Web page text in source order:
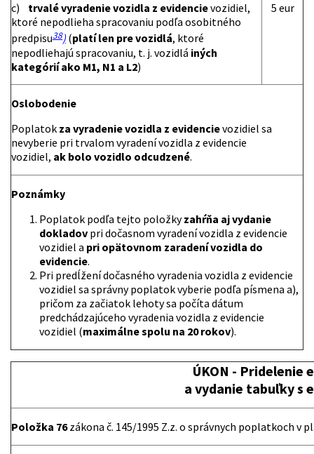
c) trvalé vyradenie vozidla z evidencievozidiel,
ktoré nepodlieha spracovaniu podľa osobitného
predpisu38) (platí len pre vozidlá, ktoré
nepodliehajú spracovaniu, t. j. vozidlá iných
kategórií ako M1, N1 a L2)
5 eur
Oslobodenie
Poplatok za vyradenie vozidla z evidencievozidiel sa
nevyberie pri trvalom vyradení vozidla z evidencie
vozidiel, ak bolo vozidlo odcudzené.
Poznámky
Poplatok podľa tejto položkyzahŕňa aj vydanie
dokladov pri dočasnom vyradení vozidla z evidencie
vozidiel a pri opätovnom zaradení vozidla do
evidencie.
Pri predĺžení dočasného vyradenia vozidla z evidencie
vozidiel sa správny poplatok vyberie podľa písmena a),
pričom za začiatok lehoty sa počíta dátum
predchádzajúceho vyradenia vozidla z evidencie
vozidiel (maximálne spolu na 20 rokov).
ÚKON - Pridelenie
a vydanie tabuľky s
Položka 76zákona č. 145/1995 Z.z. o správnych poplatkoch v